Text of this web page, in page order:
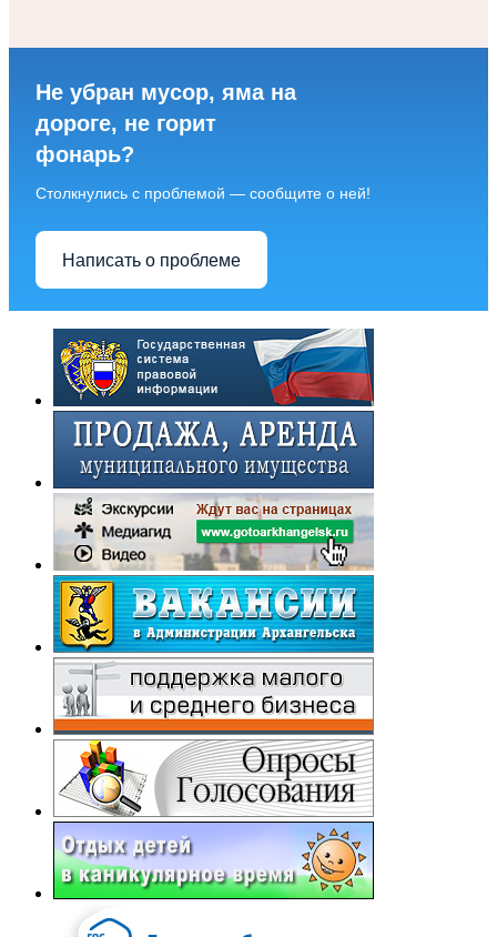
Не убран мусор, яма на
дороге, не горит
фонарь?
Столкнулись с проблемой — сообщите о ней!
Написать о проблеме